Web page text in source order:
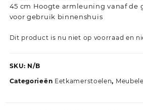
45 cm Hoogte armleuning vanaf de
voor gebruik binnenshuis
Dit product is nu niet op voorraad en
SKU: N/B
Categorieën Eetkamerstoelen,